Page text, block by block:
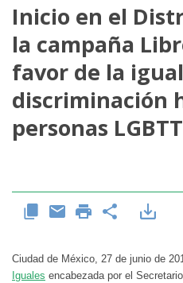
La ONU-DH en México
Vacantes ONU-DH México
ONU-DH en el tiempo
Inicio en el
la campaña
favor de la
discriminación
personas
Ciudad de México, 27 de junio de
Iguales encabezada por el